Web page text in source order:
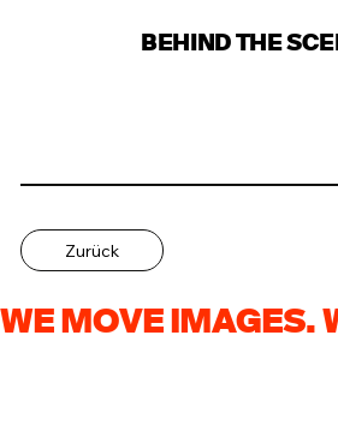
Zurück
BEHIND THE
WE MOVE IMAGES.